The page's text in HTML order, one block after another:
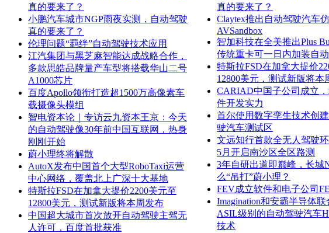
真的要来了？
小鹏汽车城市NGP雨夜实测，自动驾驶
真的要来了？
伦理问题“羁绊”自动驾驶技术应用
江汽集团与黑芝麻智能达成战略合作，
多款思皓品牌量产车型将搭载华山二号
A1000芯片
百度Apollo领衔打造超1500万高像素车
载摄像头模组
智电资本论｜专访云九资本王京：今天
的自动驾驶像30年前中国互联网，热身
刚刚开始
蔚小理终将解散
AutoX发布中国首个大型RoboTaxi运营
中心网络，覆盖北上广深十大基地
特斯拉FSD在加拿大提价2200美元至
12800美元，测试新版将本周发布
中国超大城市首次放开自动驾驶主驾无
人许可，百度首批获准
真的要来了？
Claytex推出自动驾驶汽车
AVSandbox
智加科技在全美推出Plus
传统重卡可一日内加装自
特斯拉FSD在加拿大提价
12800美元，测试新版将本
CARIAD中国子公司成立
件开发实力
首尔使用数字孪生技术创
驶汽车测试区
文远知行首款全无人驾驶环
5月开启南沙区全区路测
3年自研出道即巅峰，长城
么“吊打”蔚小理？
FEV成立软件和电子公司
Imagination和安霸半导体联
ASIL级别的自动驾驶汽车
技术